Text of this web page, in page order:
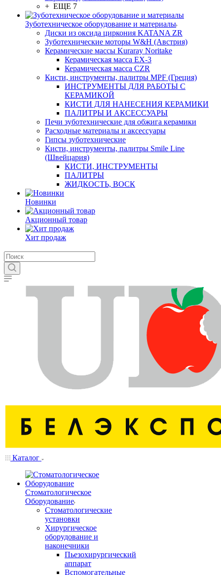
+ ЕЩЕ 7
Зуботехническое оборудование и материалы
Диски из оксида циркония KATANA ZR
Зуботехнические моторы W&H (Австрия)
Керамические массы Kuraray Noritake
Керамическая масса EX-3
Керамическая масса CZR
Кисти, инструменты, палитры MPF (Греция)
ИНСТРУМЕНТЫ ДЛЯ РАБОТЫ С
КЕРАМИКОЙ
КИСТИ ДЛЯ НАНЕСЕНИЯ КЕРАМИКИ
ПАЛИТРЫ И АКСЕССУАРЫ
Печи зуботехнические для обжига керамики
Расходные материалы и аксессуары
Гипсы зуботехнические
Кисти, инструменты, палитры Smile Line
(Швейцария)
КИСТИ, ИНСТРУМЕНТЫ
ПАЛИТРЫ
ЖИДКОСТЬ, ВОСК
Новинки
Акционный товар
Хит продаж
Каталог
Стоматологическое
Оборудование
Стоматологические
установки
Хирургическое
оборудование и
наконечники
Пьезохирургический
аппарат
Вспомогательные